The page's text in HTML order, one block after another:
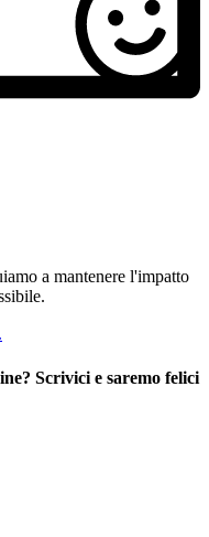
a mantenere l'impatto
Scrivici e saremo felici